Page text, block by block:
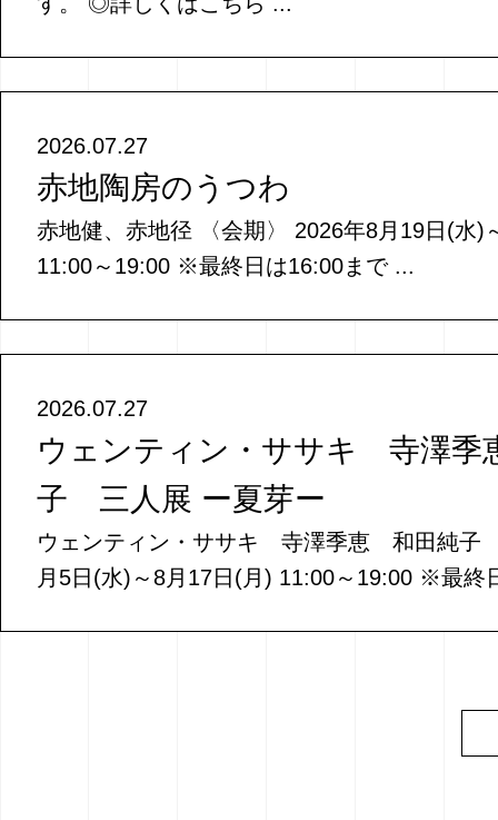
2026.07.27
赤地陶房のうつわ
赤地健、赤地径 〈会期〉 2026年8月19日(水)
11:00～19:00 ※最終日は16:00まで ...
2026.07.27
ウェンティン・ササキ 寺澤
子 三人展 ー夏芽ー
ウェンティン・ササキ 寺澤季恵 和田純子
月5日(水)～8月17日(月)⁡ 11:00～19:00 ※最終